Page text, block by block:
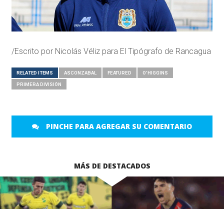
/Escrito por Nicolás Véliz para El Tipógrafo de Rancagua
RELATED ITEMS ASCONZABAL FEATURED O'HIGGINS
PRIMERA DIVISIÓN
PINCHE PARA AGREGAR SU COMENTARIO
MÁS DE DESTACADOS